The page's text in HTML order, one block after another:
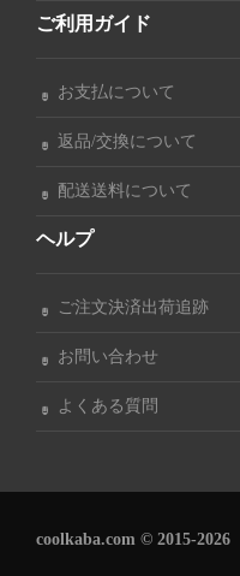
ご利用ガイド
お支払について
返品/交換について
配送送料について
ヘルプ
ご注文決済出荷追跡
お問い合わせ
よくある質問
coolkaba.com © 2015-2026